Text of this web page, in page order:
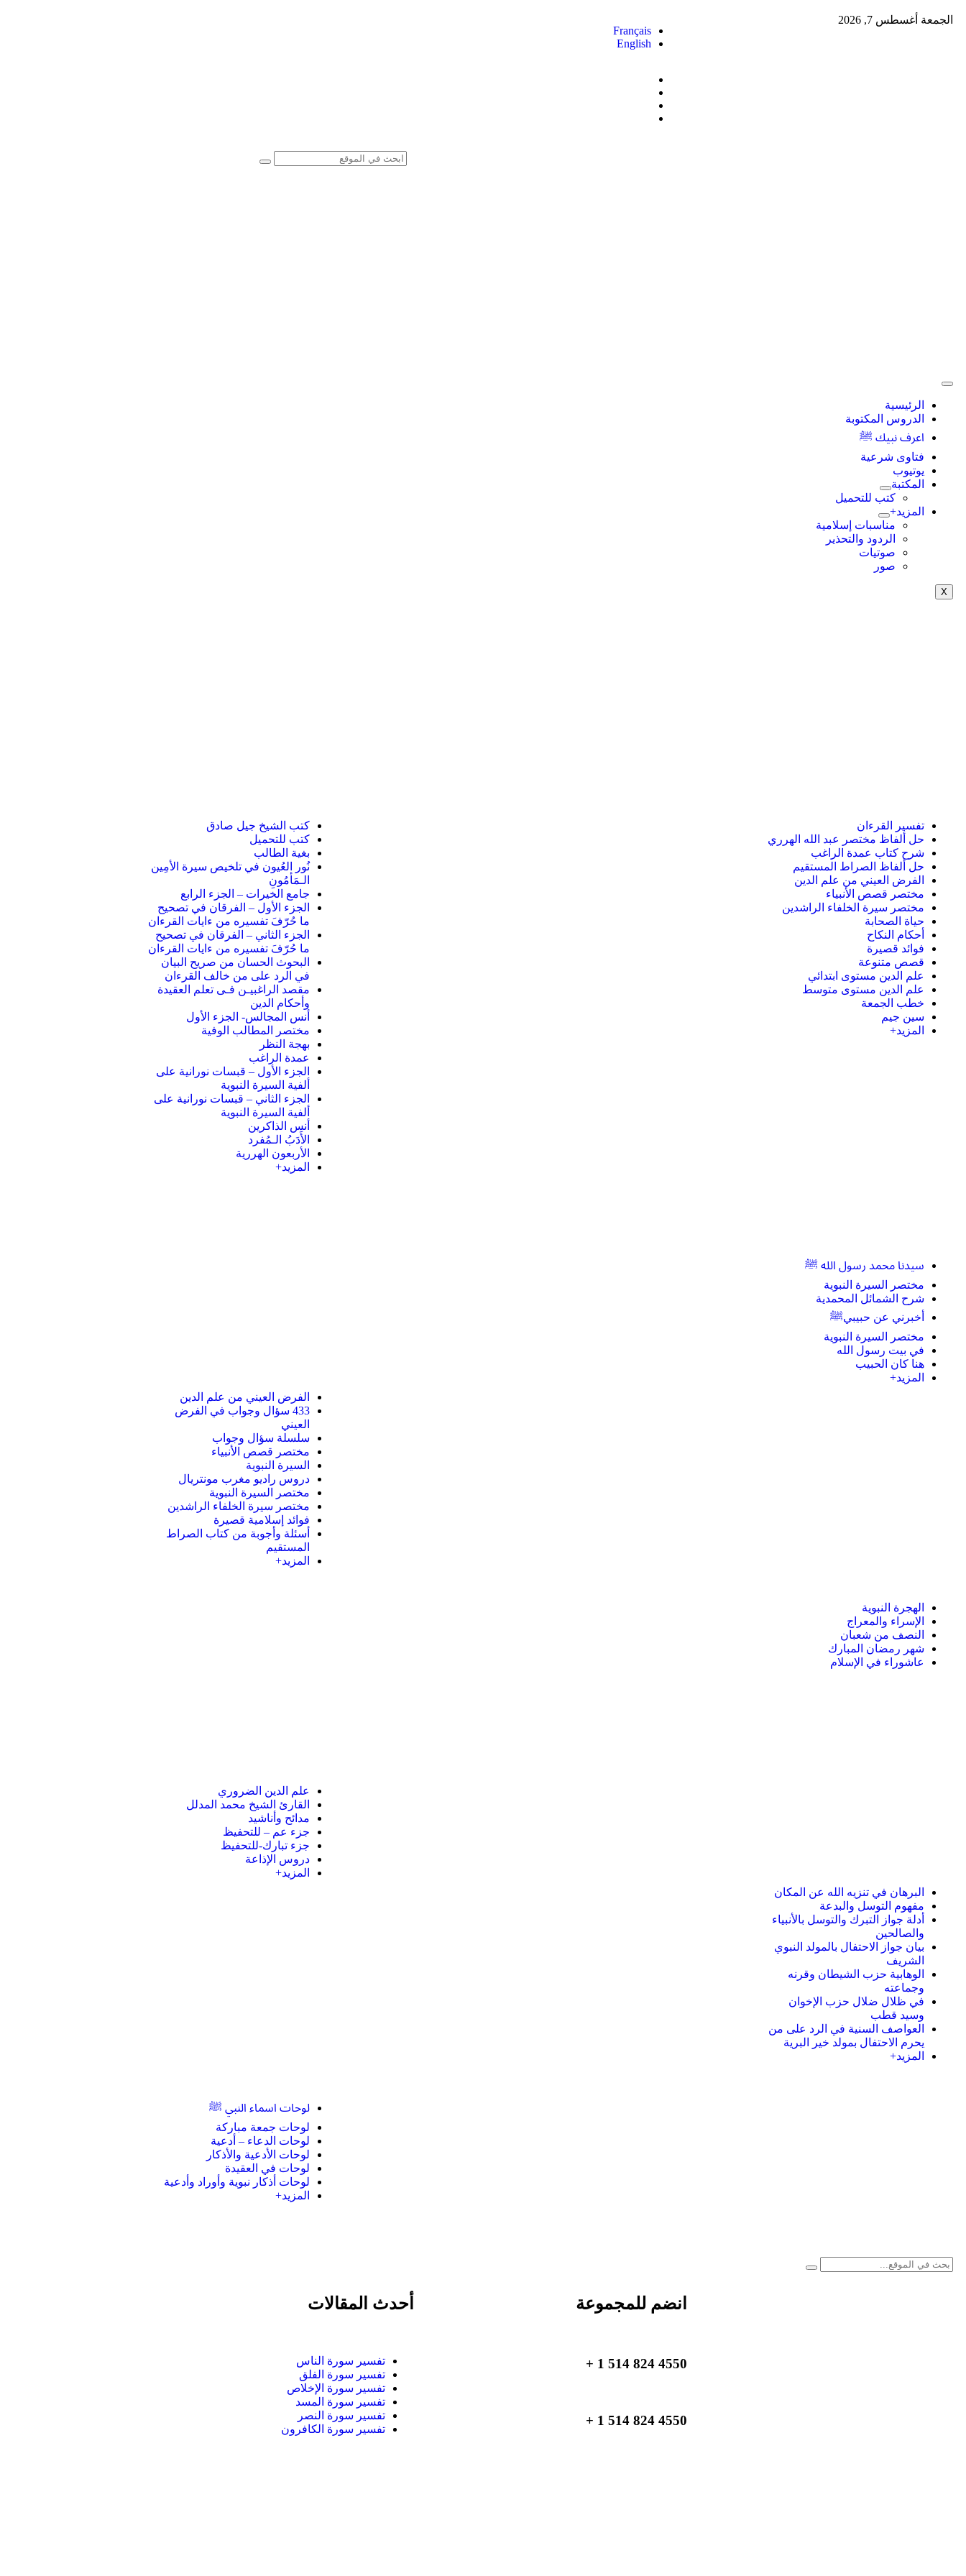
الجمعة أغسطس 7, 2026
Français
English
الرئيسية
الدروس المكتوبة
اعرف نبيك ﷺ
فتاوى شرعية
يوتيوب
المكتبة
كتب للتحميل
المزيد+
مناسبات إسلامية
الردود والتحذير
صوتيات
صور
X
تفسير القرءان
حل ألفاظ مختصر عبد الله الهرري
شرح كتاب عمدة الراغب
حل ألفاظ الصراط المستقيم
الفرض العيني من علم الدين
مختصر قصص الأنبياء
مختصر سيرة الخلفاء الراشدين
حياة الصحابة
أحكام النكاح
فوائد قصيرة
قصص متنوعة
علم الدين مستوى ابتدائي
علم الدين مستوى متوسط
خطب الجمعة
سين جيم
المزيد+
سيدنا محمد رسول الله ﷺ
مختصر السيرة النبوية
شرح الشمائل المحمدية
أخبرني عن حبيبيﷺ
مختصر السيرة النبوية
في بيت رسول الله
هنا كان الحبيب
المزيد+
الهجرة النبوية
الإسراء والمعراج
النصف من شعبان
شهر رمضان المبارك
عاشوراء في الإسلام
البرهان في تنزيه الله عن المكان
مفهوم التوسل والبدعة
أدلة جواز التبرك والتوسل بالأنبياء
والصالحين
بيان جواز الاحتفال بالمولد النبوي
الشريف
الوهابية حزب الشيطان وقرنه
وجماعته
في ظلال ضلال حزب الإخوان
وسيد قطب
العواصف السنية في الرد على من
يحرم الاحتفال بمولد خير البرية
المزيد+
كتب الشيخ جيل صادق
كتب للتحميل
بغية الطالب
نُور العُيون في تلخيص سيرة الأمِين
الـمَأمُونِ
جامع الخيرات – الجزء الرابع
الجزء الأول – الفرقان في تصحيح
ما حُرّفَ تفسيره من ءايات القرءان
الجزء الثاني – الفرقان في تصحيح
ما حُرّفَ تفسيره من ءايات القرءان
البحوث الحسان من صريح البيان
في الرد على من خالف القرءان
مقصد الراغبيـن فـى تعلم العقيدة
وأحكام الدين
أنس المجالس- الجزء الأول
مختصر المطالب الوفية
بهجة النظر
عمدة الراغب
الجزء الأول – قبسات نورانية على
ألفية السيرة النبوية
الجزء الثاني – قبسات نورانية على
ألفية السيرة النبوية
أنس الذاكرين
الأَدَبُ الـمُفرد
الأربعون الهررية
المزيد+
الفرض العيني من علم الدين
433 سؤال وجواب في الفرض
العيني
سلسلة سؤال وجواب
مختصر قصص الأنبياء
السيرة النبوية
دروس راديو مغرب مونتريال
مختصر السيرة النبوية
مختصر سيرة الخلفاء الراشدين
فوائد إسلامية قصيرة
أسئلة وأجوبة من كتاب الصراط
المستقيم
المزيد+
علم الدين الضروري
القارئ الشيخ محمد المدلل
مدائح وأناشيد
جزء عم – للتحفيظ
جزء تبارك-للتحفيظ
دروس الإذاعة
المزيد+
لوحات اسماء النبي ﷺ
لوحات جمعة مباركة
لوحات الدعاء – أدعية
لوحات الأدعية والأذكار
لوحات في العقيدة
لوحات أذكار نبوية وأوراد وأدعية
المزيد+
انضم للمجموعة
4550 824 514 1 +
4550 824 514 1 +
أحدث المقالات
تفسير سورة الناس
تفسير سورة الفلق
تفسير سورة الإخلاص
تفسير سورة المسد
تفسير سورة النصر
تفسير سورة الكافرون